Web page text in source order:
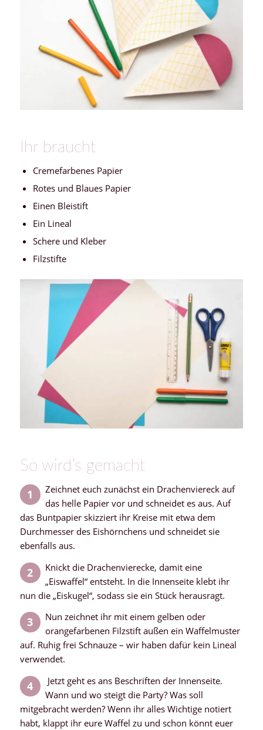
Ihr braucht
Cremefarbenes Papier
Rotes und Blaues Papier
Einen Bleistift
Ein Lineal
Schere und Kleber
Filzstifte
So wird’s gemacht
1
Zeichnet euch zunächst ein Drachenviereck auf
das helle Papier vor und schneidet es aus. Auf
das Buntpapier skizziert ihr Kreise mit etwa dem
Durchmesser des Eishörnchens und schneidet sie
ebenfalls aus.
2
Knickt die Drachenvierecke, damit eine
„Eiswaffel“ entsteht. In die Innenseite klebt ihr
nun die „Eiskugel“, sodass sie ein Stück herausragt.
3
Nun zeichnet ihr mit einem gelben oder
orangefarbenen Filzstift außen ein Waffelmuster
auf. Ruhig frei Schnauze – wir haben dafür kein Lineal
verwendet.
4
Jetzt geht es ans Beschriften der Innenseite.
Wann und wo steigt die Party? Was soll
mitgebracht werden? Wenn ihr alles Wichtige notiert
habt, klappt ihr eure Waffel zu und schon könnt euer